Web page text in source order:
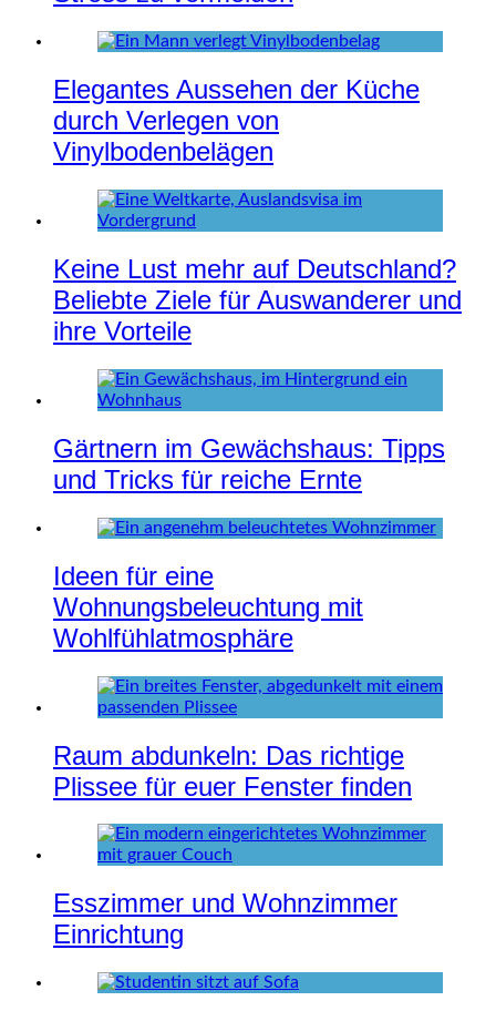
Elegantes Aussehen der Küche
durch Verlegen von
Vinylbodenbelägen
Keine Lust mehr auf Deutschland?
Beliebte Ziele für Auswanderer und
ihre Vorteile
Gärtnern im Gewächshaus: Tipps
und Tricks für reiche Ernte
Ideen für eine
Wohnungsbeleuchtung mit
Wohlfühlatmosphäre
Raum abdunkeln: Das richtige
Plissee für euer Fenster finden
Esszimmer und Wohnzimmer
Einrichtung